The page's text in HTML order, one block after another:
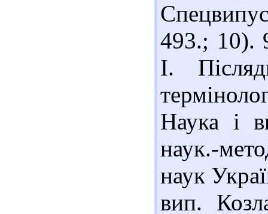
493.; 10).
І.
Наука і
наук.-
наук
вип.